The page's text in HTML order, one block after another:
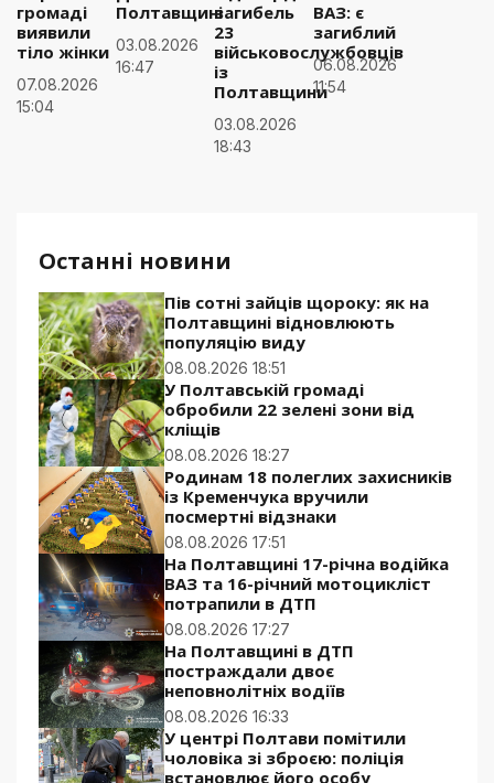
Останні новини
Пів сотні зайців щороку: як на
Полтавщині відновлюють
популяцію виду
08.08.2026 18:51
У Полтавській громаді
обробили 22 зелені зони від
кліщів
08.08.2026 18:27
Родинам 18 полеглих захисників
із Кременчука вручили
посмертні відзнаки
08.08.2026 17:51
На Полтавщині 17-річна водійка
ВАЗ та 16-річний мотоцикліст
потрапили в ДТП
08.08.2026 17:27
На Полтавщині в ДТП
постраждали двоє
неповнолітніх водіїв
08.08.2026 16:33
У центрі Полтави помітили
чоловіка зі зброєю: поліція
встановлює його особу
громаді
виявили
тіло жінки
07.08.2026
15:04
Полтавщині
03.08.2026
16:47
загибель
23
військовослужбовців
із
Полтавщини
03.08.2026
18:43
ВАЗ: є
загиблий
06.08.2026
11:54